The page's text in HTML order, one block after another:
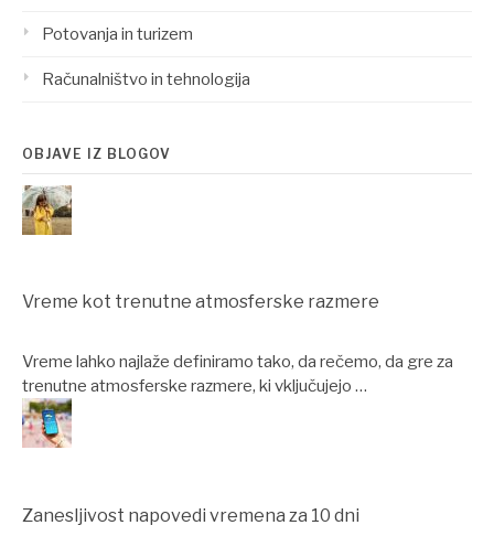
Potovanja in turizem
Računalništvo in tehnologija
OBJAVE IZ BLOGOV
Vreme kot trenutne atmosferske razmere
Vreme lahko najlaže definiramo tako, da rečemo, da gre za
trenutne atmosferske razmere, ki vključujejo …
Zanesljivost napovedi vremena za 10 dni